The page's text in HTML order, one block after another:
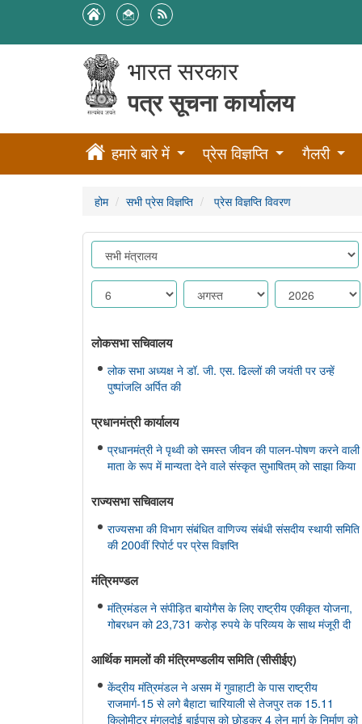
भारत सरकार
पत्र सूचना कार्यालय
हमारे बारे में प्रेस विज्ञप्ति गैलरी
होम सभी प्रेस विज्ञप्ति प्रेस विज्ञप्ति विवरण
लोकसभा सचिवालय
लोक सभा अध्यक्ष ने डॉ. जी. एस. ढिल्लों की जयंती पर उन्हें
पुष्पांजलि अर्पित की
प्रधानमंत्री कार्यालय
प्रधानमंत्री ने पृथ्वी को समस्त जीवन की पालन-पोषण करने वाली
माता के रूप में मान्यता देने वाले संस्कृत सुभाषितम् को साझा किया
राज्यसभा सचिवालय
राज्यसभा की विभाग संबंधित वाणिज्य संबंधी संसदीय स्थायी समिति
की 200वीं रिपोर्ट पर प्रेस विज्ञप्ति
मंत्रिमण्‍डल
मंत्रिमंडल ने संपीड़ित बायोगैस के लिए राष्ट्रीय एकीकृत योजना,
गोबरधन को 23,731 करोड़ रुपये के परिव्यय के साथ मंजूरी दी
आर्थिक मामलों की मंत्रिमण्‍डलीय समिति (सीसीईए)
केंद्रीय मंत्रिमंडल ने असम में गुवाहाटी के पास राष्ट्रीय
राजमार्ग-15 से लगे बैहाटा चारियाली से तेजपुर तक 15.11
किलोमीटर मंगलदोई बाईपास को छोड़कर 4 लेन मार्ग के निर्माण को